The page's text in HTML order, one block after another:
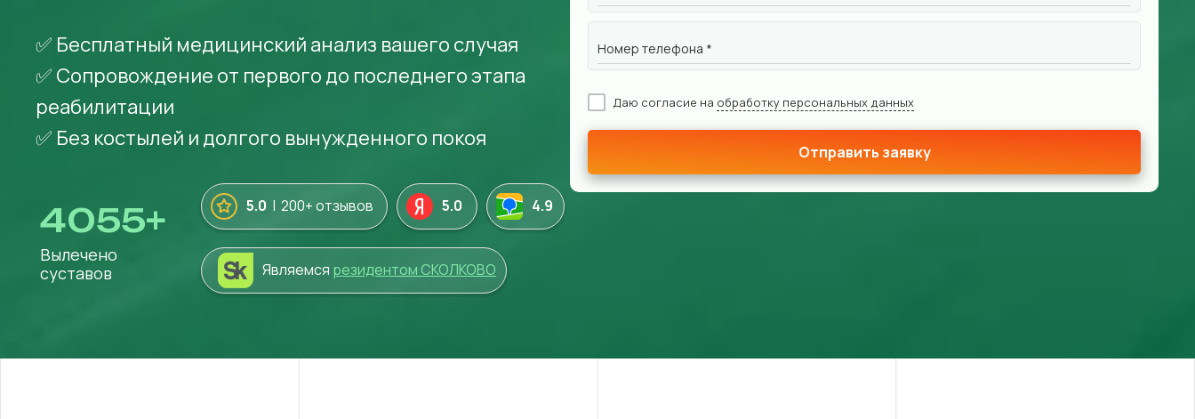
✅ Бесплатный медицинский анализ вашего случая
✅ Сопровождение от первого до последнего этапа
реабилитации
✅ Без костылей и долгого вынужденного покоя
4055+
Вылечено
суставов
5.0 | 200+ отзывов 5.0 4.9
Являемся резидентом СКОЛКОВО
Номер телефона *
Даю согласие на обработку персональных данных
Отправить заявку